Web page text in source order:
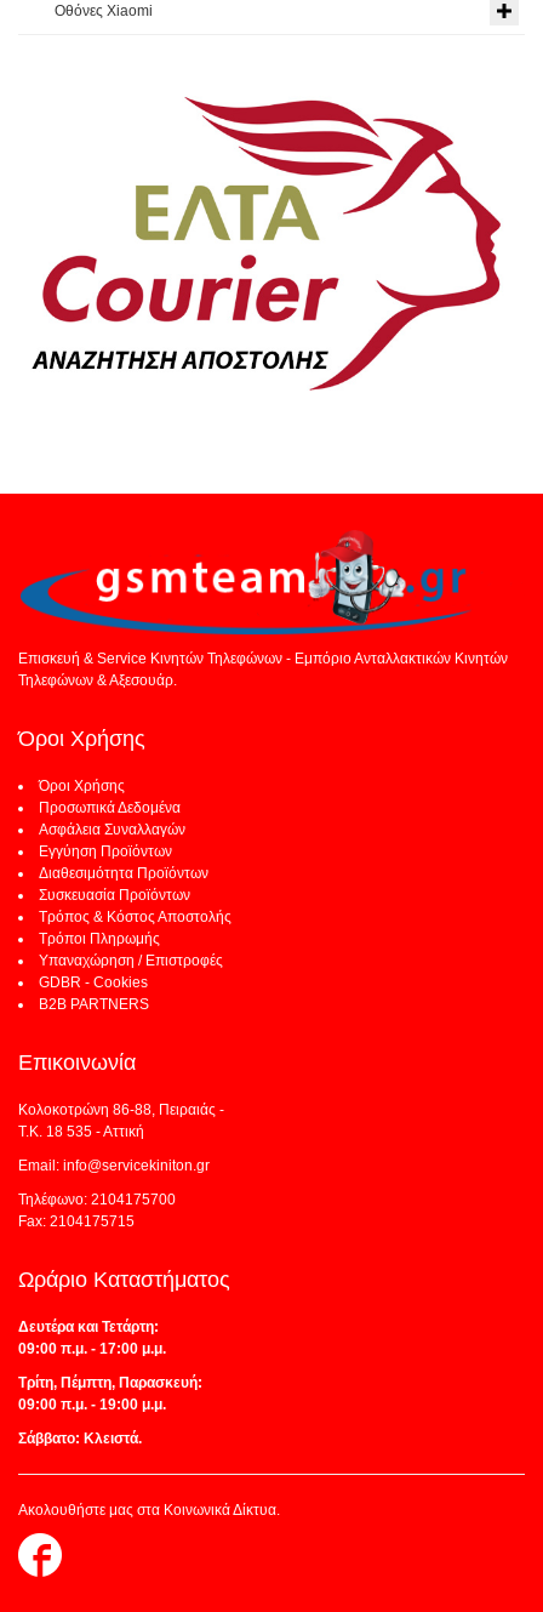
Οθόνες Xiaomi
Επισκευή & Service Κινητών Τηλεφώνων - Εμπόριο Ανταλλακτικών Κινητών
Τηλεφώνων & Αξεσουάρ.
Όροι Χρήσης
Όροι Χρήσης
Προσωπικά Δεδομένα
Ασφάλεια Συναλλαγών
Εγγύηση Προϊόντων
Διαθεσιμότητα Προϊόντων
Συσκευασία Προϊόντων
Τρόπος & Κόστος Αποστολής
Τρόποι Πληρωμής
Υπαναχώρηση / Επιστροφές
GDBR - Cookies
B2B PARTNERS
Επικοινωνία
Κολοκοτρώνη 86-88, Πειραιάς -
Τ.Κ. 18 535 - Αττική
Email: info@servicekiniton.gr
Τηλέφωνο: 2104175700
Fax: 2104175715
Ωράριο Καταστήματος
Δευτέρα και Τετάρτη:
09:00 π.μ. - 17:00 μ.μ.
Τρίτη, Πέμπτη, Παρασκευή:
09:00 π.μ. - 19:00 μ.μ.
Σάββατο: Κλειστά.
Ακολουθήστε μας στα Κοινωνικά Δίκτυα.
us